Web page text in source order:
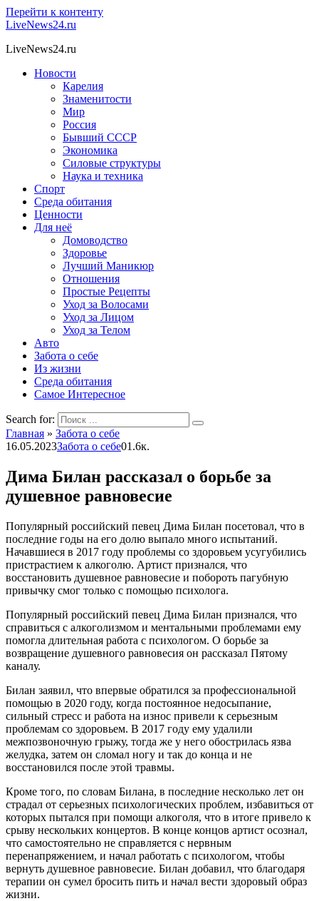
Перейти к контенту
LiveNews24.ru
LiveNews24.ru
Новости
Карелия
Знаменитости
Мир
Россия
Бывший СССР
Экономика
Силовые структуры
Наука и техника
Спорт
Среда обитания
Ценности
Для неё
Домоводство
Здоровье
Лучший Маникюр
Отношения
Простые Рецепты
Уход за Волосами
Уход за Лицом
Уход за Телом
Авто
Забота о себе
Из жизни
Среда обитания
Самое Интересное
Search for:
Главная » Забота о себе
16.05.2023Забота о себе01.6к.
Дима Билан рассказал о борьбе за
душевное равновесие
Популярный российский певец Дима Билан посетовал, что в
последние годы на его долю выпало много испытаний.
Начавшиеся в 2017 году проблемы со здоровьем усугубились
пристрастием к алкоголю. Артист признался, что
восстановить душевное равновесие и побороть пагубную
привычку смог только с помощью психолога.
Популярный российский певец Дима Билан признался, что
справиться с алкоголизмом и ментальными проблемами ему
помогла длительная работа с психологом. О борьбе за
возвращение душевного равновесия он рассказал Пятому
каналу.
Билан заявил, что впервые обратился за профессиональной
помощью в 2020 году, когда постоянное недосыпание,
сильный стресс и работа на износ привели к серьезным
проблемам со здоровьем. В 2017 году ему удалили
межпозвоночную грыжу, тогда же у него обострилась язва
желудка, затем он сломал ногу и так до конца и не
восстановился после этой травмы.
Кроме того, по словам Билана, в последние несколько лет он
страдал от серьезных психологических проблем, избавиться от
которых пытался при помощи алкоголя, что в итоге привело к
срыву нескольких концертов. В конце концов артист осознал,
что самостоятельно не справляется с нервным
перенапряжением, и начал работать с психологом, чтобы
вернуть душевное равновесие. Билан добавил, что благодаря
терапии он сумел бросить пить и начал вести здоровый образ
жизни.